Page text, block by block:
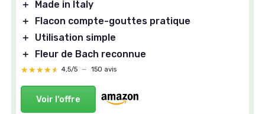
＋
Made in Italy
＋
Flacon compte-gouttes pratique
＋
Utilisation simple
＋
Fleur de Bach reconnue
★★★★★
★★★★★ 4,5/5 — 150 avis
Voir l'offre